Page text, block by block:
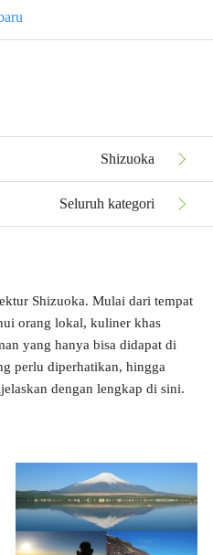
Shizuoka
Seluruh kategori
Shizuoka. Mulai dari tempat
orang lokal, kuliner khas
yang hanya bisa didapat di
perlu diperhatikan, hingga
dengan lengkap di sini.